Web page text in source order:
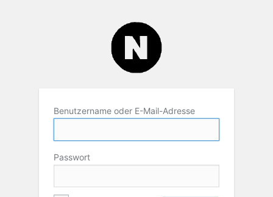
Benutzername oder E-Mail-Adresse
Passwort